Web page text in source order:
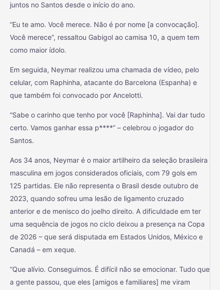
juntos no Santos desde o início do ano.
“Eu te amo. Você merece. Não é por nome [a convocação].
Você merece”, ressaltou Gabigol ao camisa 10, a quem tem
como maior ídolo.
Em seguida, Neymar realizou uma chamada de vídeo, pelo
celular, com Raphinha, atacante do Barcelona (Espanha) e
que também foi convocado por Ancelotti.
“Sabe o carinho que tenho por você [Raphinha]. Vai dar tudo
certo. Vamos ganhar essa p****” – celebrou o jogador do
Santos.
Aos 34 anos, Neymar é o maior artilheiro da seleção brasileira
masculina em jogos considerados oficiais, com 79 gols em
125 partidas. Ele não representa o Brasil desde outubro de
2023, quando sofreu uma lesão de ligamento cruzado
anterior e de menisco do joelho direito. A dificuldade em ter
uma sequência de jogos no ciclo deixou a presença na Copa
de 2026 – que será disputada em Estados Unidos, México e
Canadá – em xeque.
“Que alívio. Conseguimos. É difícil não se emocionar. Tudo que
a gente passou, que eles [amigos e familiares] me viram